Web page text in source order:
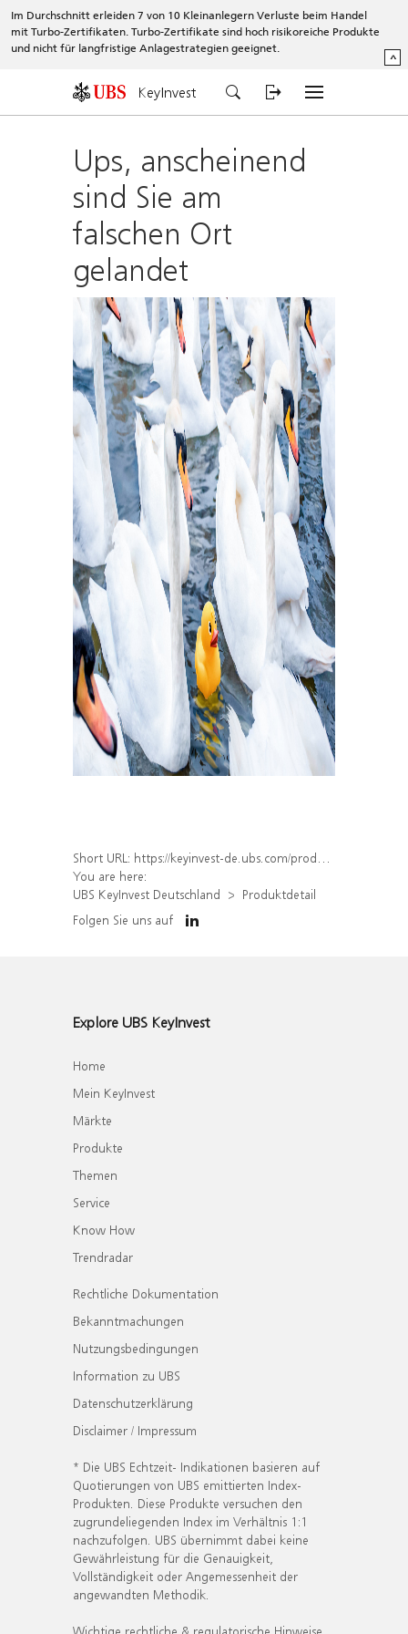
Im Durchschnitt erleiden 7 von 10 Kleinanlegern Verluste beim Handel
mit Turbo-Zertifikaten. Turbo-Zertifikate sind hoch risikoreiche Produkte
und nicht für langfristige Anlagestrategien geeignet.
^
KeyInvest
Ups, anscheinend
sind Sie am
falschen Ort
gelandet
Short URL: https://keyinvest-de.ubs.com/produkt/detail/index/isin/DE000WA63WR5
You are here:
UBS KeyInvest Deutschland
Produktdetail
Folgen Sie uns auf
Explore UBS KeyInvest
Home
Mein KeyInvest
Märkte
Produkte
Themen
Service
Know How
Trendradar
Rechtliche Dokumentation
Bekanntmachungen
Nutzungsbedingungen
Information zu UBS
Datenschutzerklärung
Disclaimer / Impressum
* Die UBS Echtzeit- Indikationen basieren auf
Quotierungen von UBS emittierten Index-
Produkten. Diese Produkte versuchen den
zugrundeliegenden Index im Verhältnis 1:1
nachzufolgen. UBS übernimmt dabei keine
Gewährleistung für die Genauigkeit,
Vollständigkeit oder Angemessenheit der
angewandten Methodik.